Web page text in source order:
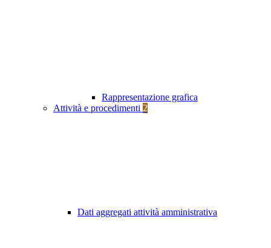
Rappresentazione grafica
Attività e procedimenti 2
Dati aggregati attività amministrativa